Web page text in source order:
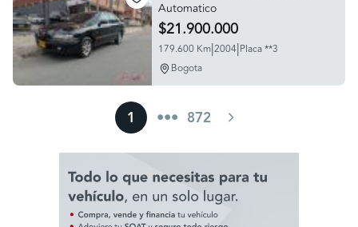
Automatico
$21.900.000
179.600 Km|2004|Placa **3
Bogota
1 ••• 872